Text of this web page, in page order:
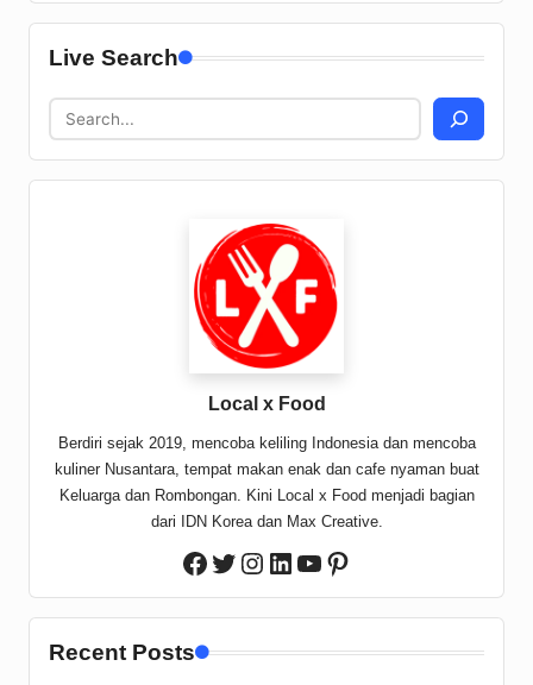
Live Search
Local x Food
Berdiri sejak 2019, mencoba keliling Indonesia dan mencoba
kuliner Nusantara, tempat makan enak dan cafe nyaman buat
Keluarga dan Rombongan. Kini Local x Food menjadi bagian
dari IDN Korea dan Max Creative.
Facebook
Twitter
Instagram
LinkedIn
YouTube
Pinterest
Recent Posts